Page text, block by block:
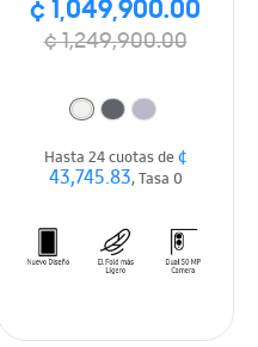
¢ 1,049,900.00
¢ 1,249,900.00
Hasta 24 cuotas de¢
43,745.83, Tasa 0